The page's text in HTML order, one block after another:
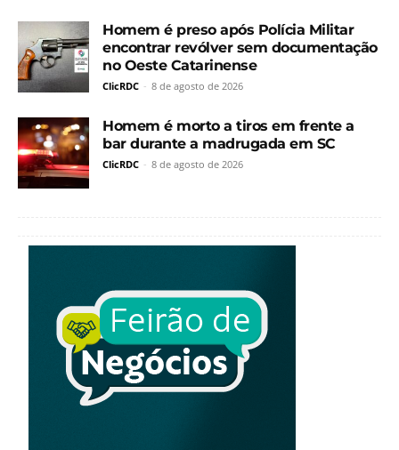
Homem é preso após Polícia Militar
encontrar revólver sem documentação
no Oeste Catarinense
ClicRDC - 8 de agosto de 2026
Homem é morto a tiros em frente a
bar durante a madrugada em SC
ClicRDC - 8 de agosto de 2026